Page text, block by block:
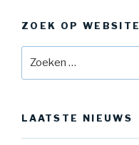
ZOEK OP WEBSITE
LAATSTE NIEUWS